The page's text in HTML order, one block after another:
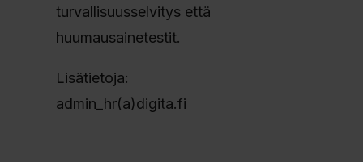
turvallisuusselvitys että
huumausainetestit.
Lisätietoja:
admin_hr(a)digita.fi